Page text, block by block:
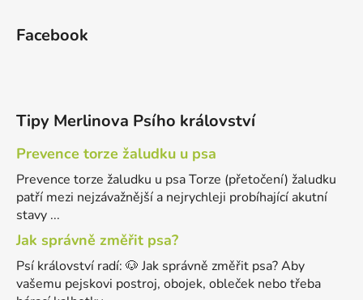
Facebook
Tipy Merlinova Psího království
Prevence torze žaludku u psa
Prevence torze žaludku u psa Torze (přetočení) žaludku
patří mezi nejzávažnější a nejrychleji probíhající akutní
stavy ...
Jak správně změřit psa?
Psí království radí: 🐶 Jak správně změřit psa? Aby
vašemu pejskovi postroj, obojek, obleček nebo třeba